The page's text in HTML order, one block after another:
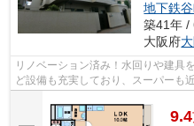
地下鉄
築41年 /
大阪府
リノベーション済み！水回りや建具を新品に
ど設備も充実しており、スーパーも
9.4